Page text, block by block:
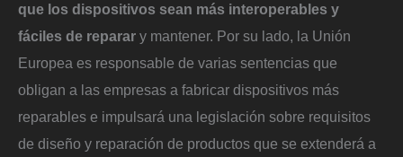
que los dispositivos sean más interoperables y
fáciles de reparar y mantener. Por su lado, la Unión
Europea es responsable de varias sentencias que
obligan a las empresas a fabricar dispositivos más
reparables e impulsará una legislación sobre requisitos
de diseño y reparación de productos que se extenderá a